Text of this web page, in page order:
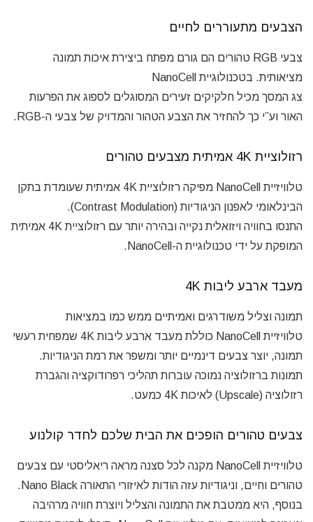
הצבעים מתעוררים לחיים
צבעי RGB טהורים הם גורם מפתח ביצירת איכות תמונה
מציאותית. בטכנולוגיית NanoCell
צג המסך מכיל חלקיקים זעירים המסוגלים לספוג את הפרעות
האור וע”י כך להחזיר את הצבע הטהור והמדויק של צבעי ה-RGB.
רזולוציית 4K אמיתית מצבעים טהורים
טלוויזיית NanoCell מפיקה רזולוציית 4K אמיתית שעומדת בתקן
הבינלאומי לאפנון הניגודיות (Contrast Modulation).
התנסו בחוויה ויזואלית נקייה ובהירה יותר עם רזולוציית 4K אמיתית
המופקת על ידי טכנולוגיית ה-NanoCell.
מעבד ארבע ליבות 4K
תמונה וצליל משודרגים ואמיתיים ממש כמו במציאות
טלוויזיית NanoCell כוללת מעבד ארבע ליבות 4K שמפחית רעשי
תמונה, יוצר צבעים דינמיים יותר ומשפר את רמת הניגודיות.
תמונות ברזולוציה נמוכה עוברות תהליכי רפרודוקציה והגברת
רזולוציה (Upscale) לאיכות 4K כמעט.
צבעים טהורים הופכים את הבית שלכם לחדר קולנוע
טלוויזיית NanoCell מקנה לכל סצנה מראה ריאליסטי עם צבעים
טהורים וחיים, וניגודיות עזה הודות לאיזורי התאורה Nano Black.
בנוסף, היא ממטבת את התמונה והצליל ויוצרת חוויה מרהיבה